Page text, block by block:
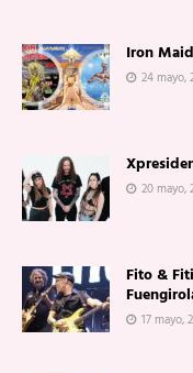
Iron
24 mayo,
20 mayo,
Fito &
17 mayo,